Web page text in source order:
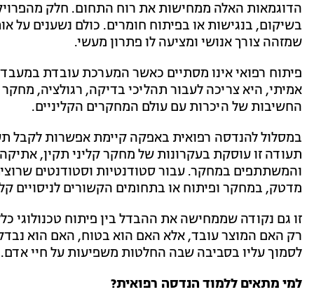
הדוגמאות האלה ממחישות את רוח התחום. חלק
בשיקום, בנגישות או בפיתוח חומרים. כולם נשענים על
שמזהה צורך אנושי ומציעה לו פתרון מעשי.
פיתוח רפואי אינו מסתיים כאשר המערכת עובדת
אמיתי, היא צריכה לעבור תהליכי בדיקה, רגולציה, מחקר
החשיבות של היכרות עם עולם המחקרים הקליניים.
תעודה זו עוסקת בעקרונות של מחקר קליני תקין,
והמשתתפים במחקר. עבור סטודנטיות וסטודנטים
מדטק, במחקר ופיתוח או בתחומים הקשורים לניסויים
זו גם נקודה שממחישה את ההבדל בין פיתוח טכנולוגי
רק האם המוצר עובד, אלא האם הוא בטוח, האם הוא
לסמוך עליו בסביבה שבה החלטות משפיעות על חיי אדם.
למי מתאים ללמוד הנדסה רפואית?